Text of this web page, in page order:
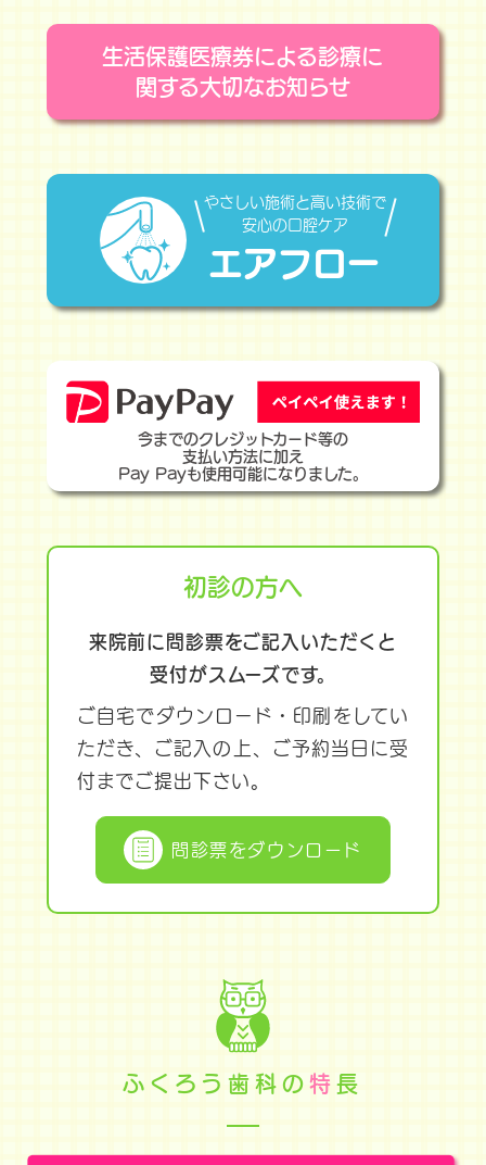
生活保護医療券による診療に
関する大切なお知らせ
やさしい施術と高い技術で
安心の口腔ケア
エアフロー
今までのクレジットカード等の
支払い方法に加え
Pay Payも使用可能になりました。
初診の方へ
来院前に問診票をご記入いただくと
受付がスムーズです。
ご自宅でダウンロード・印刷をしてい
ただき、
ご記入の上、ご予約当日に受
付までご提出下さい。
問診票をダウンロード
ふくろう歯科の 特 長